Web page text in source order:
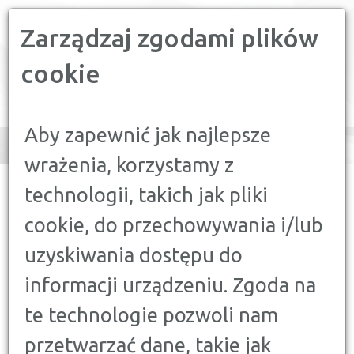
Zarządzaj zgodami plików
cookie
Aby zapewnić jak najlepsze
wrażenia, korzystamy z
technologii, takich jak pliki
cookie, do przechowywania i/lub
uzyskiwania dostępu do
informacji urządzeniu. Zgoda na
te technologie pozwoli nam
przetwarzać dane, takie jak
navigation
JAK SIĘ PRZED NIĄ BRONIĆ?
OSZCZĘDZANIE
INFLACJA – CO TO I JAK SIĘ
PRZED NIĄ BRONIĆ?
12 WRZEŚNIA 2022
Inflacja w Polsce rośnie i przekracza kolejne granice. To